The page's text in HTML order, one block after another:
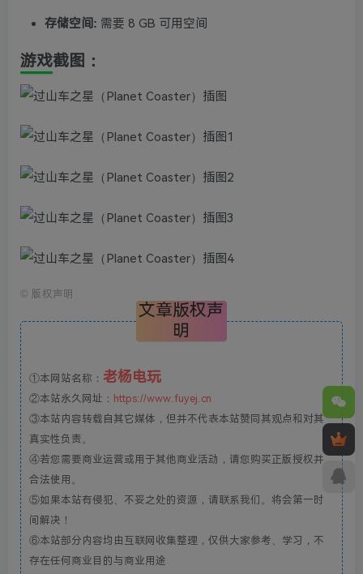
存储空间: 需要 8 GB 可用空间
游戏截图：
© 版权声明
文章版权声
明
①本网站名称： 老杨电玩
②本站永久网址： https://www.fuyej.cn
③本站内容转载自其它媒体，但并不代表本站赞同其观点和对其
真实性负责。
④若您需要商业运营或用于其他商业活动，请您购买正版授权并
合法使用。
⑤如果本站有侵犯、不妥之处的资源，请联系我们。将会第一时
间解决！
⑥本站部分内容均由互联网收集整理，仅供大家参考、学习，不
存在任何商业目的与商业用途